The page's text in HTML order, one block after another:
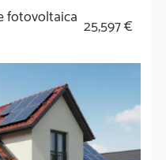
fotovoltaica 25,597 €